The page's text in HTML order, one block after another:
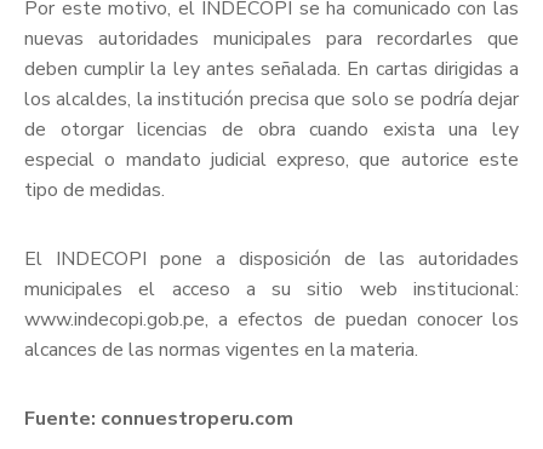
Por este motivo, el INDECOPI se ha comunicado con las
nuevas autoridades municipales para recordarles que
deben cumplir la ley antes señalada. En cartas dirigidas a
los alcaldes, la institución precisa que solo se podría dejar
de otorgar licencias de obra cuando exista una ley
especial o mandato judicial expreso, que autorice este
tipo de medidas.
El INDECOPI pone a disposición de las autoridades
municipales el acceso a su sitio web institucional:
www.indecopi.gob.pe, a efectos de puedan conocer los
alcances de las normas vigentes en la materia.
Fuente: connuestroperu.com